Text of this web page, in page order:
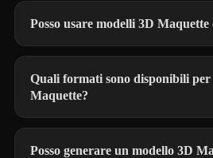
Posso usare modelli 3D
Quali formati sono disponibili
Maquette?
Posso generare un modello 3D